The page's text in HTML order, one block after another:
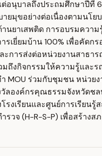
อนุบาลถึงประถมศึกษาปีที่
มุขอย่างต่อเนื่องตามนโ
ยาเสพติด การอบรมควา
เยี่ยมบ้าน 100% เพื่อคัดก
ะการส่งต่อหน่วยงานสาธา
มถึงกิจกรรมให้ความรู้และ
ร่วมกับชุมชน หน่วยง
ลองค์กรคุณธรรมจังหวัด
รงเรียนและศูนย์การเรียน
รวจ (H-R-S-P) เพื่อสร้า